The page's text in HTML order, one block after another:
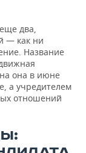
два,
— как ни
Название
она в июне
а учредителем
отношений